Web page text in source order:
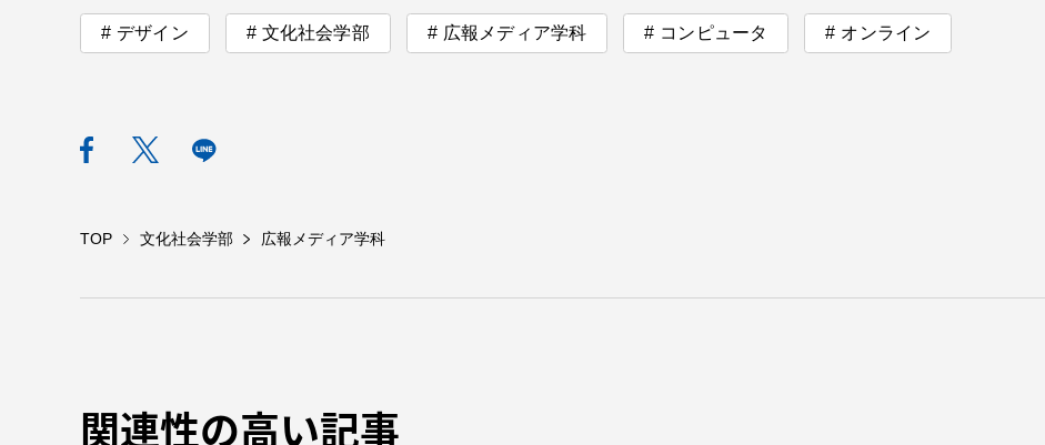
デザイン 文化社会学部 広報メディア学科 コンピュータ オンライン
TOP 文化社会学部 広報メディア学科
関連性の高い記事